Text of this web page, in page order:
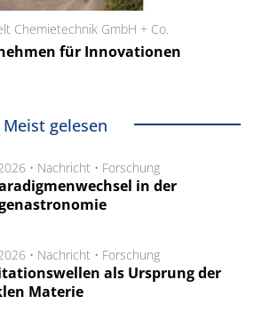
Chemietechnik GmbH + Co.
für Innovationen
Meist gelesen
• Nachricht • Forschung
in der
• Nachricht • Forschung
als Ursprung der
Materie